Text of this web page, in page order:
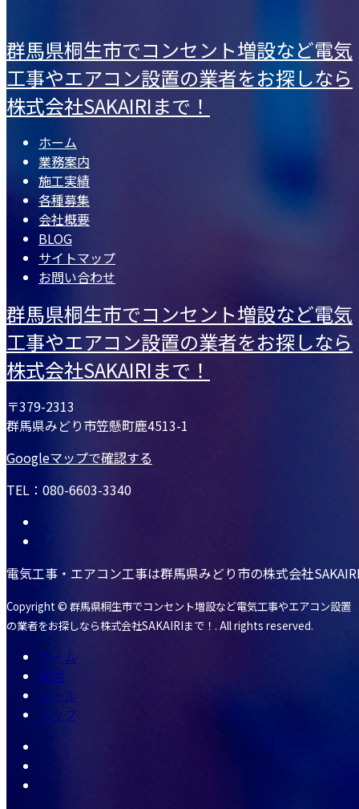
群馬県桐生市でコンセント増設など電気
工事やエアコン設置の業者をお探しなら
株式会社SAKAIRIまで！
ホーム
業務案内
施工実績
各種募集
会社概要
BLOG
サイトマップ
お問い合わせ
群馬県桐生市でコンセント増設など電気
工事やエアコン設置の業者をお探しなら
株式会社SAKAIRIまで！
〒379-2313
群馬県みどり市笠懸町鹿4513-1
Googleマップで確認する
TEL：080-6603-3340
電気工事・エアコン工事は群馬県みどり市の株式会社
Copyright © 群馬県桐生市でコンセント増設など電気工事やエアコン設置
の業者をお探しなら株式会社SAKAIRIまで！. All rights reserved.
ホーム
電話
メール
マップ